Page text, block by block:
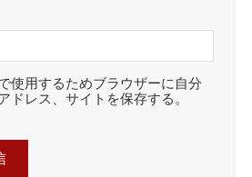
使用するためブラウザーに自分
ドレス、サイトを保存する。